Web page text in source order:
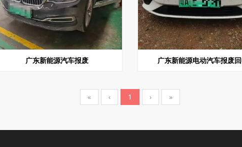
广东新能源汽车报废 广东新能源电动汽车报废
« ‹ 1 › »